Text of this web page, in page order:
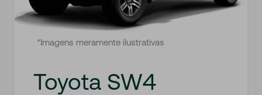
*Imagens meramente ilustrativas
Toyota SW4